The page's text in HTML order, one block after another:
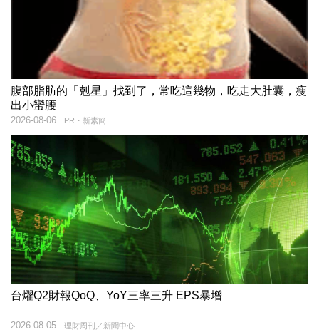
腹部脂肪的「剋星」找到了，常吃這幾物，吃走大肚囊，瘦
出小蠻腰
PR・新素簡
2026-08-06
台燿Q2財報QoQ、YoY三率三升 EPS暴增
理財周刊／新聞中心
2026-08-05